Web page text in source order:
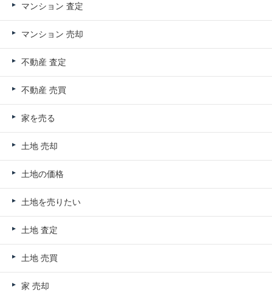
マンション 査定
マンション 売却
不動産 査定
不動産 売買
家を売る
土地 売却
土地の価格
土地を売りたい
土地 査定
土地 売買
家 売却